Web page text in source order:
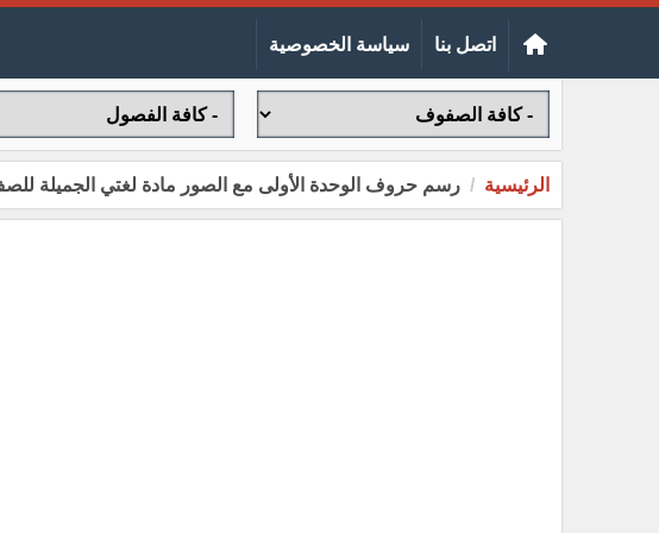
اتصل بنا سياسة الخصوصية
الرئيسية رسم حروف الوحدة الأولى مع الصور مادة لغتي الجميلة للصف